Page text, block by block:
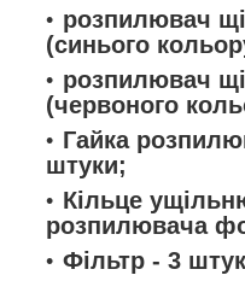
розпилювач
(синього
розпилювач
(червоного
Гайка
штуки;
Кільце
розпилювача
Фільтр - 3